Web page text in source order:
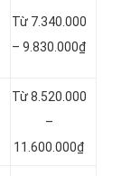
Từ 7.340.000
– 9.830.000₫
Từ 8.520.000
–
11.600.000₫